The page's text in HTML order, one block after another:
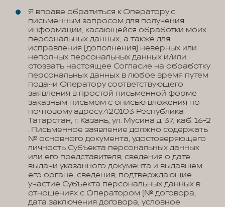
Я вправе обратиться к Оператору с
письменным запросом для получения
информации, касающейся обработки моих
персональных данных, а также для
исправления (дополнения) неверных или
неполных персональных данных и/или
отозвать настоящее Согласие на обработку
персональных данных в любое время путем
подачи Оператору соответствующего
заявления в простой письменной форме
заказным письмом с описью вложения по
почтовому адресу:420103 Республика
Татарстан, г. Казань, ул. Мусина д. 37, каб. 16-2
. Письменное заявление должно содержать
№ основного документа, удостоверяющего
личность Субъекта персональных данных
или его представителя, сведения о дате
выдачи указанного документа и выдавшем
его органе, сведения, подтверждающие
участие Субъекта персональных данных в
отношениях с Оператором (№ договора,
дата заключения договора, условное